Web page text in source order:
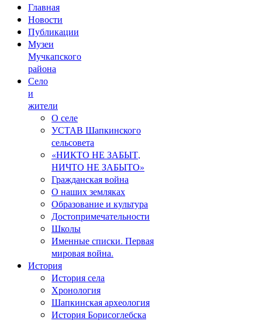
Главная
Новости
Публикации
Музеи
Мучкапского
района
Село
и
жители
О селе
УСТАВ Шапкинского
сельсовета
«НИКТО НЕ ЗАБЫТ,
НИЧТО НЕ ЗАБЫТО»
Гражданская война
О наших земляках
Образование и культура
Достопримечательности
Школы
Именные списки. Первая
мировая война.
История
История села
Хронология
Шапкинская археология
История Борисоглебска